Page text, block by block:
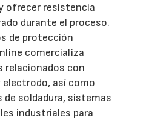
ofrecer resistencia
durante el proceso.
de protección
comercializa
relacionados con
electrodo, así como
soldadura, sistemas
industriales para